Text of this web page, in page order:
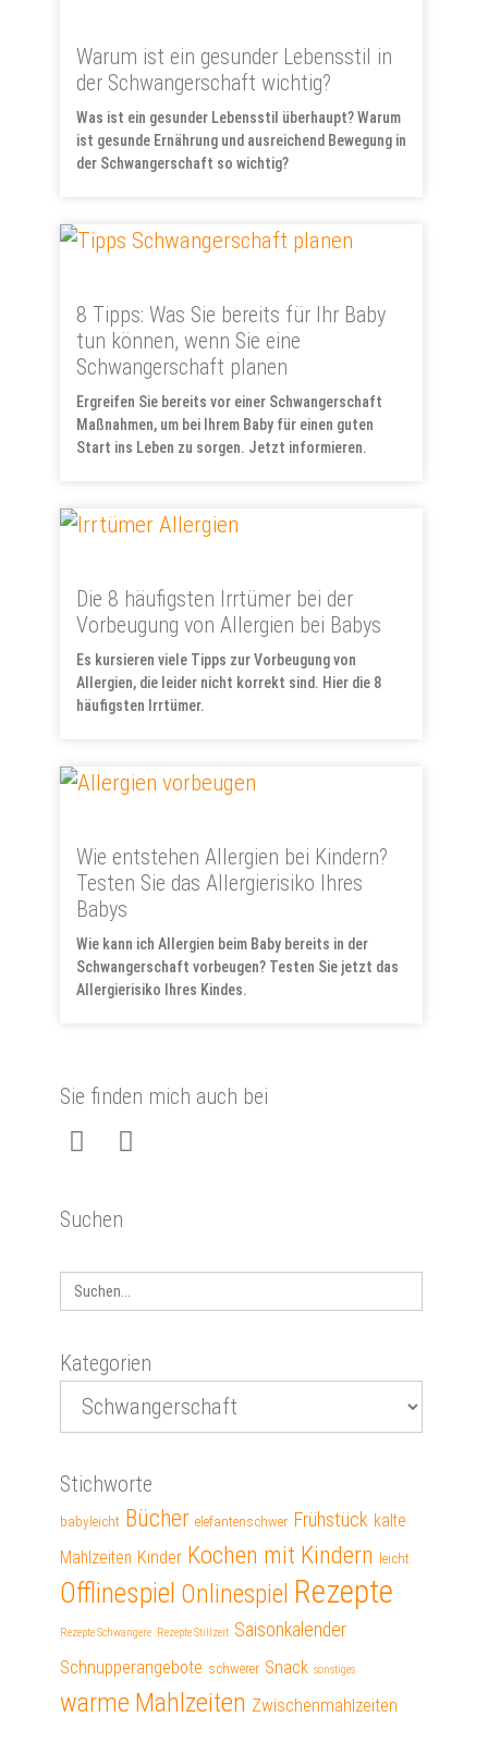
Warum ist ein gesunder Lebensstil in
der Schwangerschaft wichtig?
Was ist ein gesunder Lebensstil überhaupt? Warum
ist gesunde Ernährung und ausreichend Bewegung in
der Schwangerschaft so wichtig?
8 Tipps: Was Sie bereits für Ihr Baby
tun können, wenn Sie eine
Schwangerschaft planen
Ergreifen Sie bereits vor einer Schwangerschaft
Maßnahmen, um bei Ihrem Baby für einen guten
Start ins Leben zu sorgen. Jetzt informieren.
Die 8 häufigsten Irrtümer bei der
Vorbeugung von Allergien bei Babys
Es kursieren viele Tipps zur Vorbeugung von
Allergien, die leider nicht korrekt sind. Hier die 8
häufigsten Irrtümer.
Wie entstehen Allergien bei Kindern?
Testen Sie das Allergierisiko Ihres
Babys
Wie kann ich Allergien beim Baby bereits in der
Schwangerschaft vorbeugen? Testen Sie jetzt das
Allergierisiko Ihres Kindes.
Sie finden mich auch bei
Suchen
Search
for:
Kategorien
Stichworte
babyleicht Bücher elefantenschwer Frühstück kalte
Mahlzeiten Kinder Kochen mit Kindern leicht
Offlinespiel Onlinespiel Rezepte
Rezepte Schwangere Rezepte Stillzeit Saisonkalender
Schnupperangebote schwerer Snack sonstiges
warme Mahlzeiten Zwischenmahlzeiten